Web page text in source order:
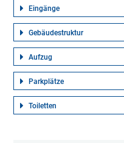
Eingänge
Gebäudestruktur
Aufzug
Parkplätze
Toiletten